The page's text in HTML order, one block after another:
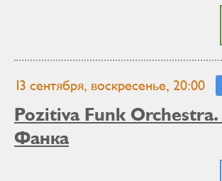
13 сентября, воскресенье, 20:00
Pozitiva Funk
Фанка